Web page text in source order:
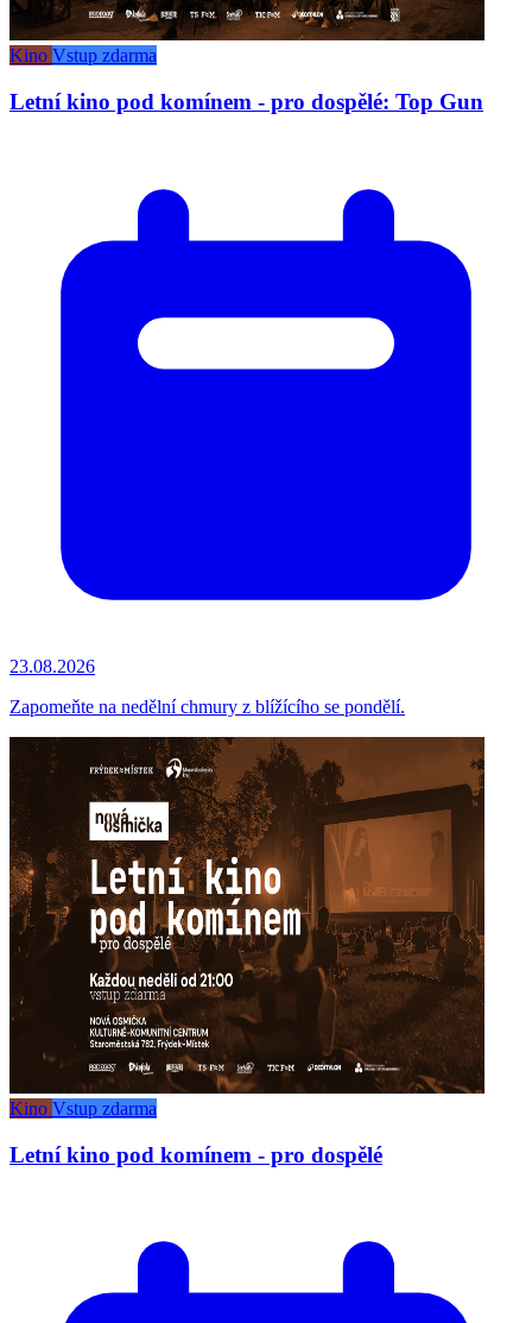
Kino Vstup zdarma
Letní kino pod komínem - pro dospělé: Top Gun
23.08.2026
Zapomeňte na nedělní chmury z blížícího se pondělí.
Kino Vstup zdarma
Letní kino pod komínem - pro dospělé